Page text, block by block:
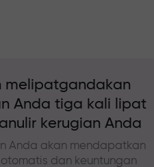
melipatgandakan
Anda tiga kali lipat
kerugian Anda
Anda akan mendapatkan
dan keuntungan